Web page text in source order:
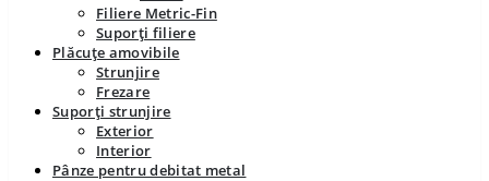
Filiere Metric-Fin
Suporți filiere
Plăcuțe amovibile
Strunjire
Frezare
Suporți strunjire
Exterior
Interior
Pânze pentru debitat metal